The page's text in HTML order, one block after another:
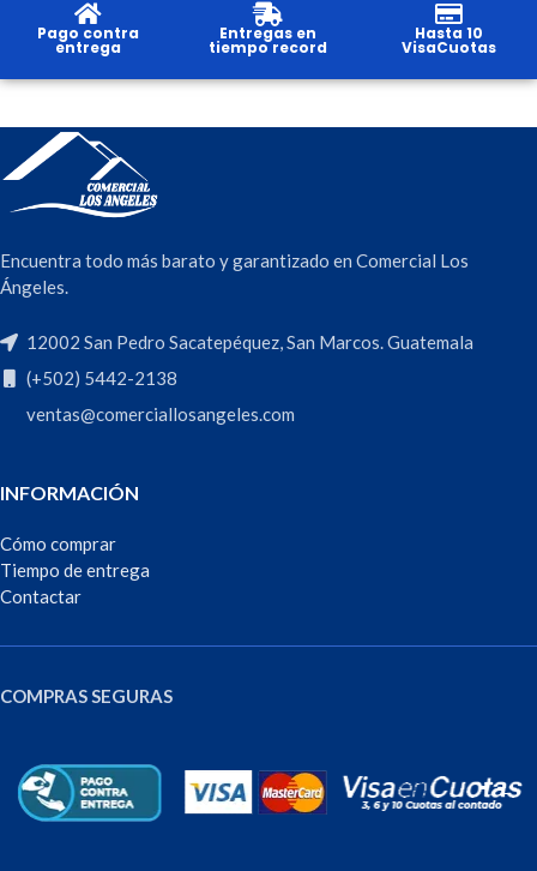
Pago contra
entrega
Entregas en
tiempo record
Hasta 10
VisaCuotas
Encuentra todo más barato y garantizado en Comercial Los
Ángeles.
12002 San Pedro Sacatepéquez, San Marcos. Guatemala
(+502) 5442-2138
ventas@comerciallosangeles.com
INFORMACIÓN
Cómo comprar
Tiempo de entrega
Contactar
COMPRAS SEGURAS